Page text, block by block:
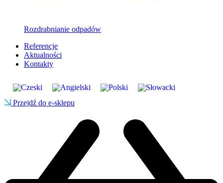
Rozdrabnianie odpadów
Referencje
Aktualności
Kontakty
Przejdź do e-sklepu